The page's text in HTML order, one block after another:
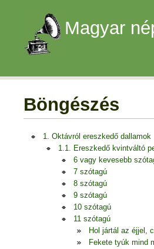
Magyar
Böngészés
1. Oktávról ereszkedő dallamok
1.1. Ereszkedő kvintváltó
6 vagy kevesebb
7 szótagú
8 szótagú
9 szótagú
10 szótagú
11 szótagú
Hol jártál az éjjel,
Fekete tyúk mind